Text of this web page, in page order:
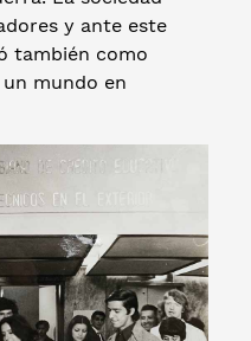
y ante este
también como
mundo en